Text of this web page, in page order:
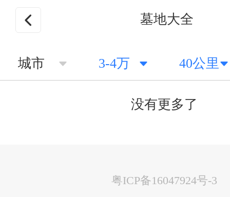
墓地大全
城市 3-4万 40公里
没有更多了
粤ICP备16047924号-3